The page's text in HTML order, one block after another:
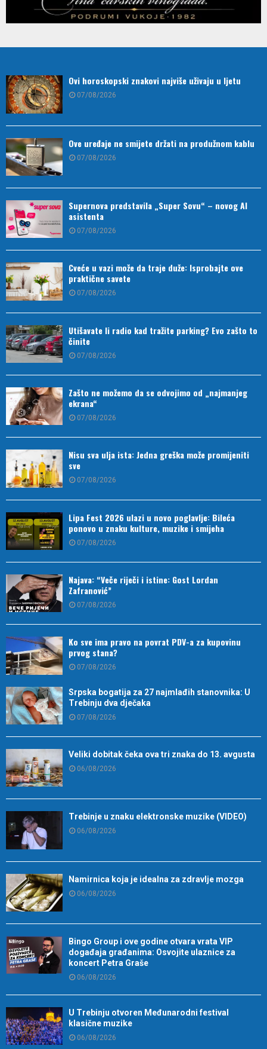
Ovi horoskopski znakovi najviše uživaju u ljetu
07/08/2026
Ove uređaje ne smijete držati na produžnom kablu
07/08/2026
Supernova predstavila „Super Sovu“ – novog AI
asistenta
07/08/2026
Cveće u vazi može da traje duže: Isprobajte ove
praktične savete
07/08/2026
Utišavate li radio kad tražite parking? Evo zašto to
činite
07/08/2026
Zašto ne možemo da se odvojimo od „najmanjeg
ekrana“
07/08/2026
Nisu sva ulja ista: Jedna greška može promijeniti
sve
07/08/2026
Lipa Fest 2026 ulazi u novo poglavlje: Bileća
ponovo u znaku kulture, muzike i smijeha
07/08/2026
Najava: “Veče riječi i istine: Gost Lordan
Zafranović”
07/08/2026
Ko sve ima pravo na povrat PDV-a za kupovinu
prvog stana?
07/08/2026
Srpska bogatija za 27 najmlađih stanovnika: U
Trebinju dva dječaka
07/08/2026
Veliki dobitak čeka ova tri znaka do 13. avgusta
06/08/2026
Trebinje u znaku elektronske muzike (VIDEO)
06/08/2026
Namirnica koja je idealna za zdravlje mozga
06/08/2026
Bingo Group i ove godine otvara vrata VIP
događaja građanima: Osvojite ulaznice za
koncert Petra Graše
06/08/2026
U Trebinju otvoren Međunarodni festival
klasične muzike
06/08/2026